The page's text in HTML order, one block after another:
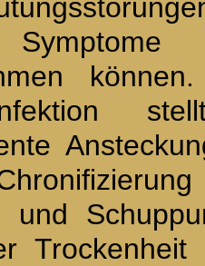
und